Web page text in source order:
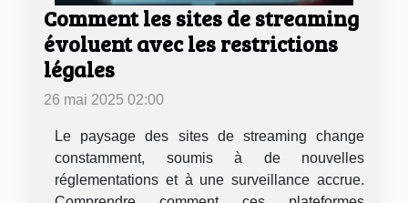
Comment les sites de streaming
évoluent avec les restrictions
légales
26 mai 2025 02:00
Le paysage des sites de streaming change
constamment, soumis à de nouvelles
réglementations et à une surveillance accrue.